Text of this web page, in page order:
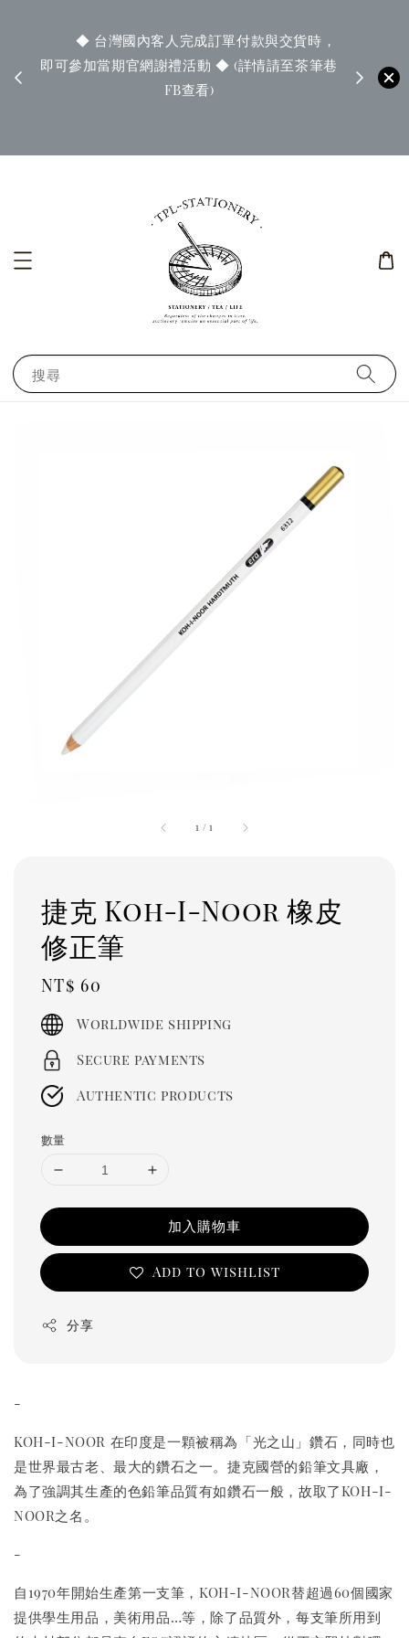
即可參加當期官網謝禮活動 ◆ (詳情請至茶筆巷
FB查看)
        ◆ 官網服務(出貨)時間為每周二~周五 ◆
搜尋
1 /1
捷克 Koh-I-Noor 橡皮
修正筆
Regular
price
NT$ 60
Worldwide shipping
Secure payments
Authentic products
數量
加入購物車
Add to wishlist
分享
-
KOH-I-NOOR 在印度是一顆被稱為「光之山」鑽石，同時也
是世界最古老、最大的鑽石之一。捷克國營的鉛筆文具廠，
為了強調其生產的色鉛筆品質有如鑽石一般，故取了KOH-I-
NOOR之名。
-
自1970年開始生產第一支筆，KOH-I-NOOR替超過60個國家
提供學生用品，美術用品…等，除了品質外，每支筆所用到